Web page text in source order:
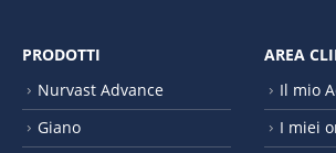
PRODOTTI
Nurvast Advance
Giano
AREA
Il mio
I miei